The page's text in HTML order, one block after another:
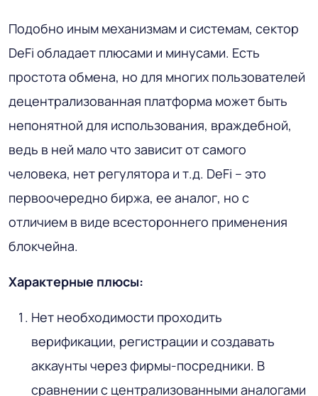
Подобно иным механизмам и системам, сектор
DeFi обладает плюсами и минусами. Есть
простота обмена, но для многих пользователей
децентрализованная платформа может быть
непонятной для использования, враждебной,
ведь в ней мало что зависит от самого
человека, нет регулятора и т.д. DeFi – это
первоочередно биржа, ее аналог, но с
отличием в виде всестороннего применения
блокчейна.
Характерные плюсы:
Нет необходимости проходить
верификации, регистрации и создавать
аккаунты через фирмы-посредники. В
сравнении с централизованными аналогами